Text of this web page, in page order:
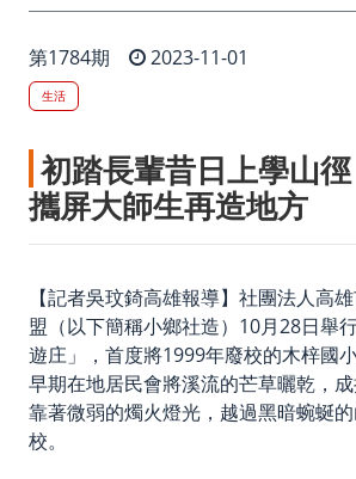
第1784期 2023-11-01
生活
初踏長輩昔日上學山
攜屏大師生再造地方
【記者吳玟錡高雄報導】社團法人高
盟（以下簡稱小鄉社造）10月28日舉
遊庄」，首度將1999年廢校的木梓國
早期在地居民會將溪流的芒草曬乾，成
靠著微弱的燭火燈光，越過黑暗蜿蜒
校。